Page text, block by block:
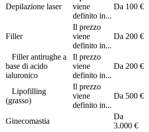
Depilazione laser
viene
definito in...
Da 100 €
Filler
Il prezzo
viene
definito in...
Da 200 €
Filler antirughe a
base di acido
ialuronico
Il prezzo
viene
definito in...
Da 200 €
Lipofilling
(grasso)
Il prezzo
viene
definito in...
Da 500 €
Ginecomastia
Da
3.000 €